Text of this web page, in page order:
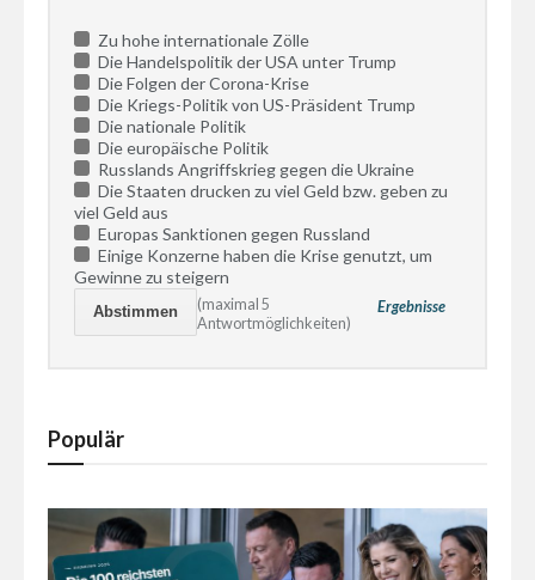
Zu hohe internationale Zölle
Die Handelspolitik der USA unter Trump
Die Folgen der Corona-Krise
Die Kriegs-Politik von US-Präsident Trump
Die nationale Politik
Die europäische Politik
Russlands Angriffskrieg gegen die Ukraine
Die Staaten drucken zu viel Geld bzw. geben zu
viel Geld aus
Europas Sanktionen gegen Russland
Einige Konzerne haben die Krise genutzt, um
Gewinne zu steigern
Ergebnisse
(maximal 5
Antwortmöglichkeiten)
Populär